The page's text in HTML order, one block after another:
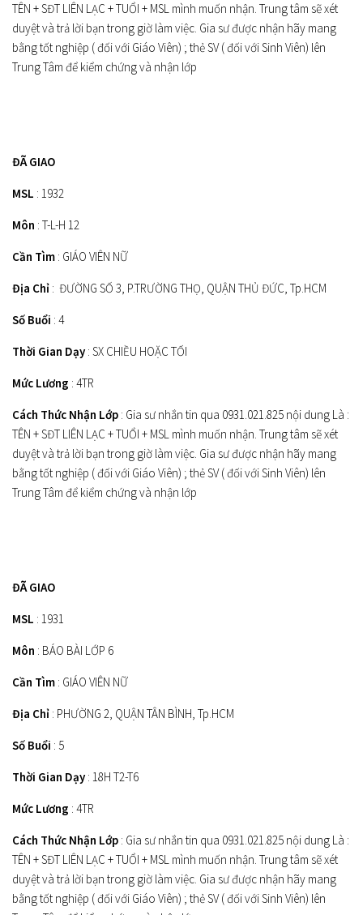
TÊN + SĐT LIÊN LẠC + TUỔI + MSL mình muốn nhận. Trung tâm sẽ xét
duyệt và trả lời bạn trong giờ làm việc. Gia sư được nhận hãy mang
bằng tốt nghiệp ( đối với Giáo Viên) ; thẻ SV ( đối với Sinh Viên) lên
Trung Tâm để kiểm chứng và nhận lớp
ĐÃ GIAO
MSL : 1932
Môn : T-L-H 12
Cần Tìm : GIÁO VIÊN NỮ
Địa Chỉ : ĐƯỜNG SỐ 3, P.TRƯỜNG THỌ, QUẬN THỦ ĐỨC, Tp.HCM
Số Buổi : 4
Thời Gian Dạy : SX CHIỀU HOẶC TỐI
Mức Lương : 4TR
Cách Thức Nhận Lớp : Gia sư nhắn tin qua 0931.021.825 nội dung Là :
TÊN + SĐT LIÊN LẠC + TUỔI + MSL mình muốn nhận. Trung tâm sẽ xét
duyệt và trả lời bạn trong giờ làm việc. Gia sư được nhận hãy mang
bằng tốt nghiệp ( đối với Giáo Viên) ; thẻ SV ( đối với Sinh Viên) lên
Trung Tâm để kiểm chứng và nhận lớp
ĐÃ GIAO
MSL : 1931
Môn : BÁO BÀI LỚP 6
Cần Tìm : GIÁO VIÊN NỮ
Địa Chỉ : PHƯỜNG 2, QUẬN TÂN BÌNH, Tp.HCM
Số Buổi : 5
Thời Gian Dạy : 18H T2-T6
Mức Lương : 4TR
Cách Thức Nhận Lớp : Gia sư nhắn tin qua 0931.021.825 nội dung Là :
TÊN + SĐT LIÊN LẠC + TUỔI + MSL mình muốn nhận. Trung tâm sẽ xét
duyệt và trả lời bạn trong giờ làm việc. Gia sư được nhận hãy mang
bằng tốt nghiệp ( đối với Giáo Viên) ; thẻ SV ( đối với Sinh Viên) lên